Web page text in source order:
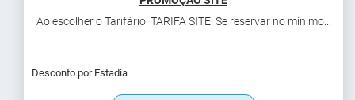
Ao escolher o Tarifário: TARIFA SITE. Se reservar no mínimo...
Desconto por Estadia